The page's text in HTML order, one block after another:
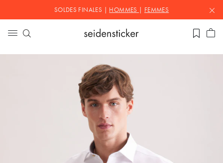
SOLDES FINALES | HOMMES FEMMES